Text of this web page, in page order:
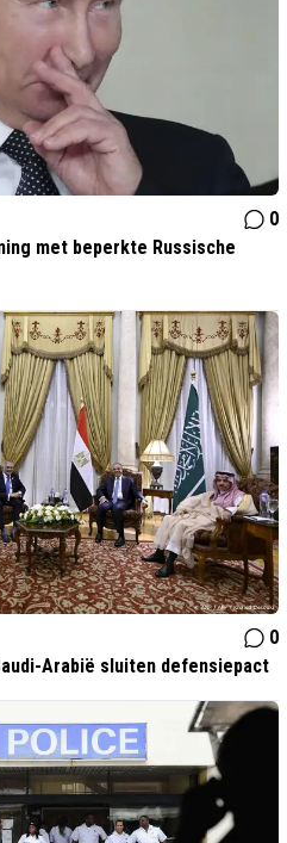
0
met beperkte Russische
0
Arabië sluiten defensiepact